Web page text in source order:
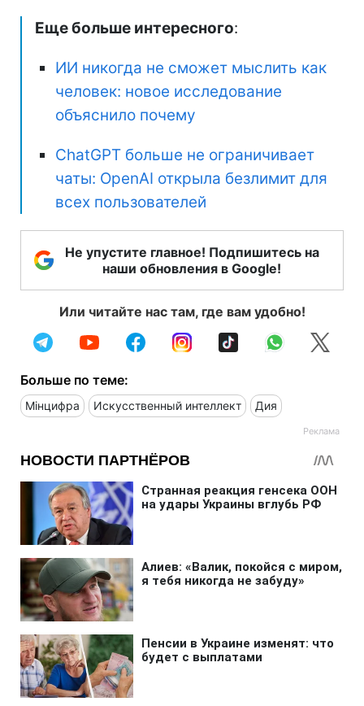
Еще больше интересного:
ИИ никогда не сможет мыслить как
человек: новое исследование
объяснило почему
ChatGPT больше не ограничивает
чаты: OpenAI открыла безлимит для
всех пользователей
Не упустите главное! Подпишитесь на
наши обновления в Google!
Или читайте нас там, где вам удобно!
Больше по теме:
Мінцифра Искусственный интеллект Дия